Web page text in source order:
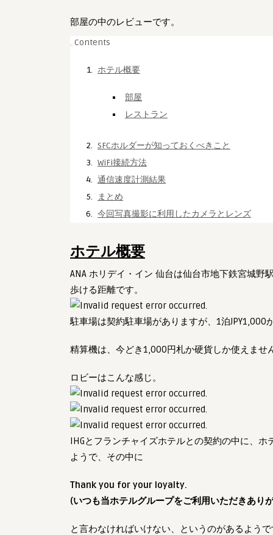
ス
は
部屋の中のレビューです。
Contents
ホテル概要
部屋
レストラン
SFCホルダーが知っておくべきこと
WiFi接続方法
通信速度計測結果
まとめ
今回写真撮影に利用したカメラとレンズ
ホテル概要
ANA ホリデイ・イン 仙台は仙台市地下鉄宮城野
歩ける距離です。
駐車場は契約駐車場がありますが、1泊JPY1,000
精算機は、今どき1,000円札か硬貨しか使えませ
ロビーはこんな感じ。
IHGとフランチャイズホテルとの契約の中に、
ようで、その中に
Thank you for your loyalty.
(いつも当ホテルグループをご利用いただきあり
と言わなければいけない、というのがあるよう